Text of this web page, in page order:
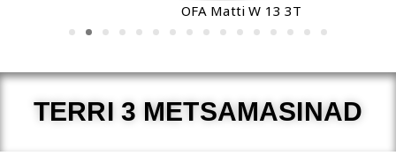
OFA Matti W 13 3T
TERRI 3 METSAMASINAD